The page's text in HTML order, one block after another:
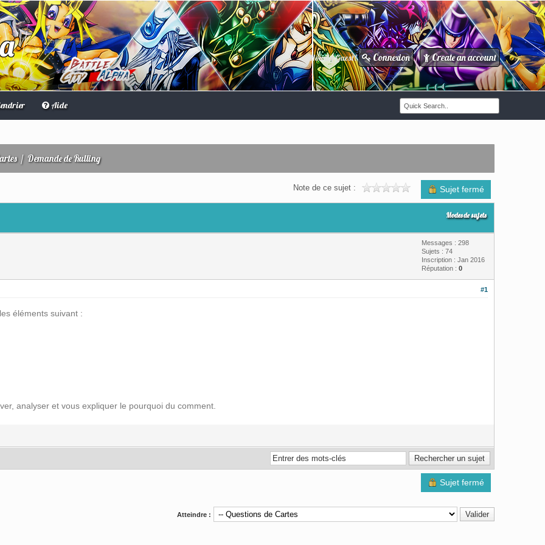
Howdy Guest! Connexion / Create an account
Aide
/ Demande de Rulling
Sujet fermé
Note de ce sujet :
Modes de sujets
Messages : 298
Sujets : 74
Inscription : Jan 2016
Réputation : 0
#1
éléments suivant :
analyser et vous expliquer le pourquoi du comment.
Sujet fermé
Atteindre :